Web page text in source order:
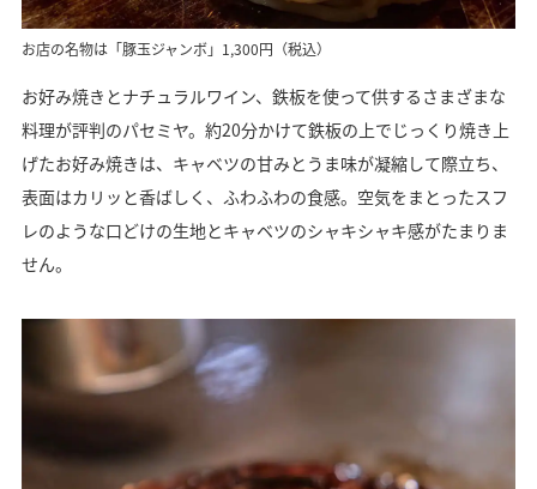
お店の名物は「豚玉ジャンボ」1,300円（税込）
お好み焼きとナチュラルワイン、鉄板を使って供するさまざまな
料理が評判のパセミヤ。約20分かけて鉄板の上でじっくり焼き上
げたお好み焼きは、キャベツの甘みとうま味が凝縮して際立ち、
表面はカリッと香ばしく、ふわふわの食感。空気をまとったスフ
レのような口どけの生地とキャベツのシャキシャキ感がたまりま
せん。